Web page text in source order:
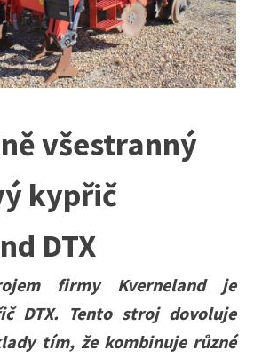
všestranný
kypřič
DTX
firmy Kverneland je
DTX. Tento stroj dovoluje
tím, že kombinuje různé